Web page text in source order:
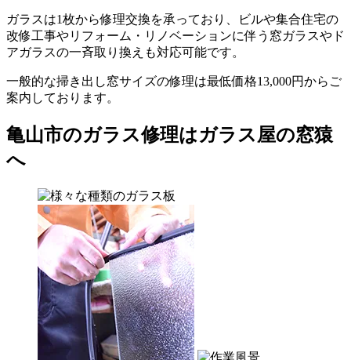
ガラスは1枚から修理交換を承っており、ビルや集合住宅の
改修工事やリフォーム・リノベーションに伴う窓ガラスやド
アガラスの一斉取り換えも対応可能です。
一般的な掃き出し窓サイズの修理は最低価格13,000円からご
案内しております。
亀山市のガラス修理はガラス屋の窓猿
へ